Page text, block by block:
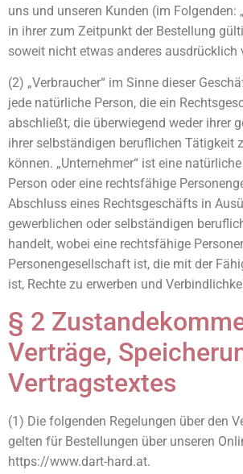
uns und unseren Kunden (im Folgenden:
in ihrer zum Zeitpunkt der Bestellung
soweit nicht etwas anderes ausdrücklich
(2) „Verbraucher“ im Sinne dieser
jede natürliche Person, die ein
abschließt, die überwiegend weder ihrer
ihrer selbständigen beruflichen Tätigkeit
können. „Unternehmer“ ist eine
Person oder eine rechtsfähige
Abschluss eines Rechtsgeschäfts in
gewerblichen oder selbständigen
handelt, wobei eine rechtsfähige
Personengesellschaft ist, die mit der
ist, Rechte zu erwerben und
§ 2
Verträge,
Vertragstextes
(1) Die folgenden Regelungen über den
gelten für Bestellungen über unseren
https://www.dart-hard.at.